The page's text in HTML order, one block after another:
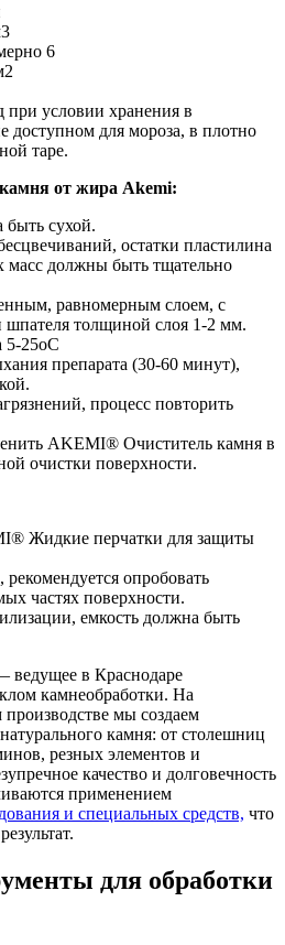
6
при условии хранения в
доступном для мороза, в плотно
таре.
от жира Akemi:
быть сухой.
остатки пластилина
масс должны быть тщательно
равномерным слоем, с
толщиной слоя 1-2 мм.
5-25оС
препарата (30-60 минут),
процесс повторить
AKEMI® Очиститель камня в
очистки поверхности.
Жидкие перчатки для защиты
опробовать
частях поверхности.
емкость должна быть
в Краснодаре
камнеобработки. На
мы создаем
камня: от столешниц
резных элементов и
качество и долговечность
применением
и специальных средств, что
для обработки